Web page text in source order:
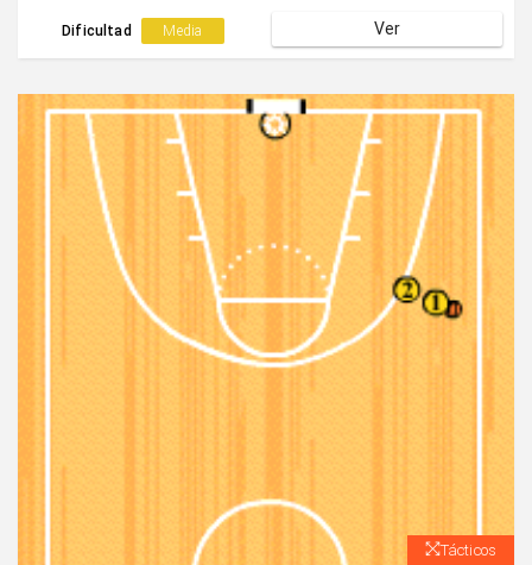
el corte diagonal o vertical del bloqueador.
Dificultad Media Ver
Tácticos